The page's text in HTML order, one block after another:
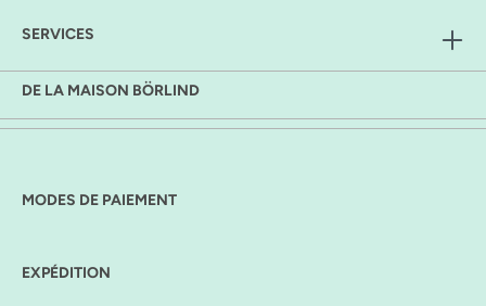
SERVICES
DE LA MAISON BÖRLIND
MODES DE PAIEMENT
EXPÉDITION